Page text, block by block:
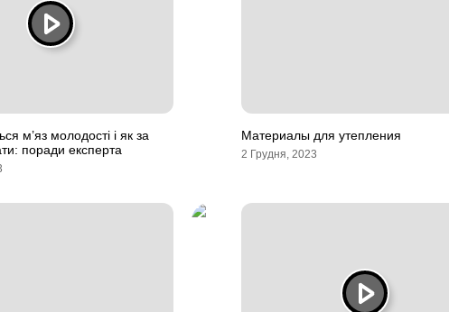
м’яз молодості і як за
поради експерта
Материалы для утепления
2 Грудня, 2023